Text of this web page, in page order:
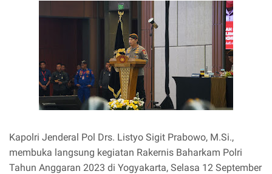
Kapolri Jenderal Pol Drs. Listyo Sigit Prabowo, M.Si.,
membuka langsung kegiatan Rakernis Baharkam Polri
Tahun Anggaran 2023 di Yogyakarta, Selasa 12 September